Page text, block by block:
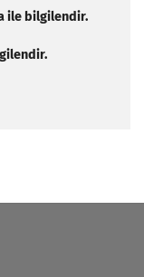
ile bilgilendir.